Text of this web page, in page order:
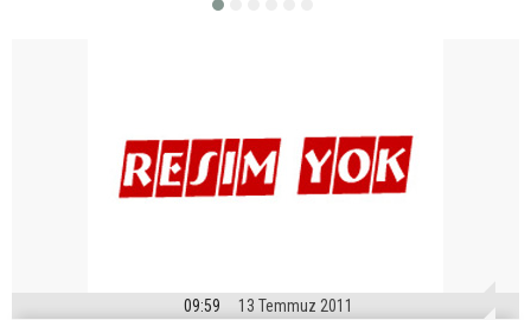
09:59 13 Temmuz 2011